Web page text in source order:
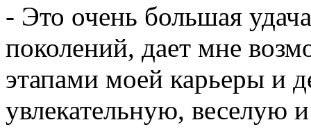
- Это очень большая
поколений, дает мне
этапами моей карьеры и
увлекательную, веселую